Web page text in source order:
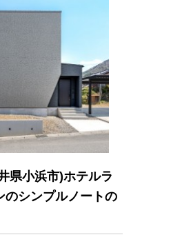
県小浜市)ホテルラ
のシンプルノートの